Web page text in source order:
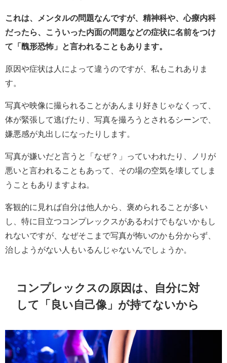
これは、メンタルの問題なんですが、精神科や、心療内科
だったら、こういった内面の問題などの症状に名前をつけ
て「醜形恐怖」と言われることもあります。
原因や症状は人によって違うのですが、私もこれありま
す。
写真や映像に撮られることがあんまり好きじゃなくって、
体が緊張して逃げたり、写真を撮ろうとされるシーンで、
嫌悪感が丸出しになったりします。
写真が嫌いだと言うと「なぜ？」っていわれたり、ノリが
悪いと言われることもあって、その場の空気を壊してしま
うこともありますよね。
客観的に見れば自分は他人から、褒められることが多い
し、特に目立つコンプレックスがあるわけでもないかもし
れないですが、なぜそこまで写真が怖いのかも分からず、
治しようがない人もいるんじゃないんでしょうか。
コンプレックスの原因は、自分に対
して「良い自己像」が持てないから